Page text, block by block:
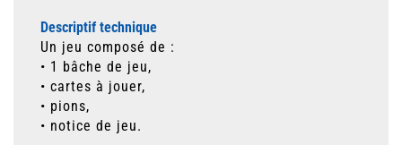
Descriptif technique
Un jeu composé de :
• 1 bâche de jeu,
• cartes à jouer,
• pions,
• notice de jeu.